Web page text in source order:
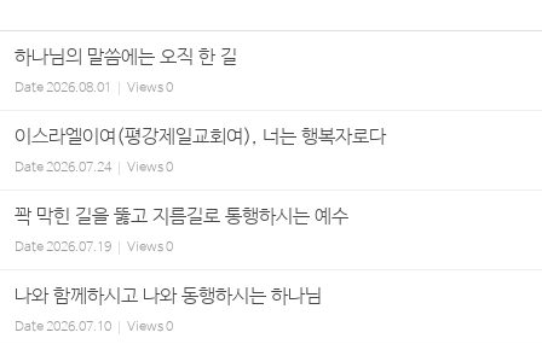
하나님의 말씀에는 오직 한 길
Date2026.08.01 Views0
이스라엘이여(평강제일교회여), 너는 행복자로다
Date2026.07.24 Views0
꽉 막힌 길을 뚫고 지름길로 통행하시는 예수
Date2026.07.19 Views0
나와 함께하시고 나와 동행하시는 하나님
Date2026.07.10 Views0